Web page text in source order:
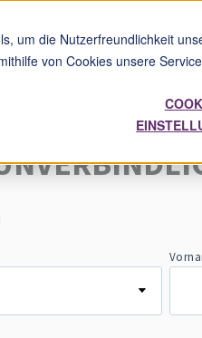
um die Nutzerfreundlichkeit
von Cookies unsere